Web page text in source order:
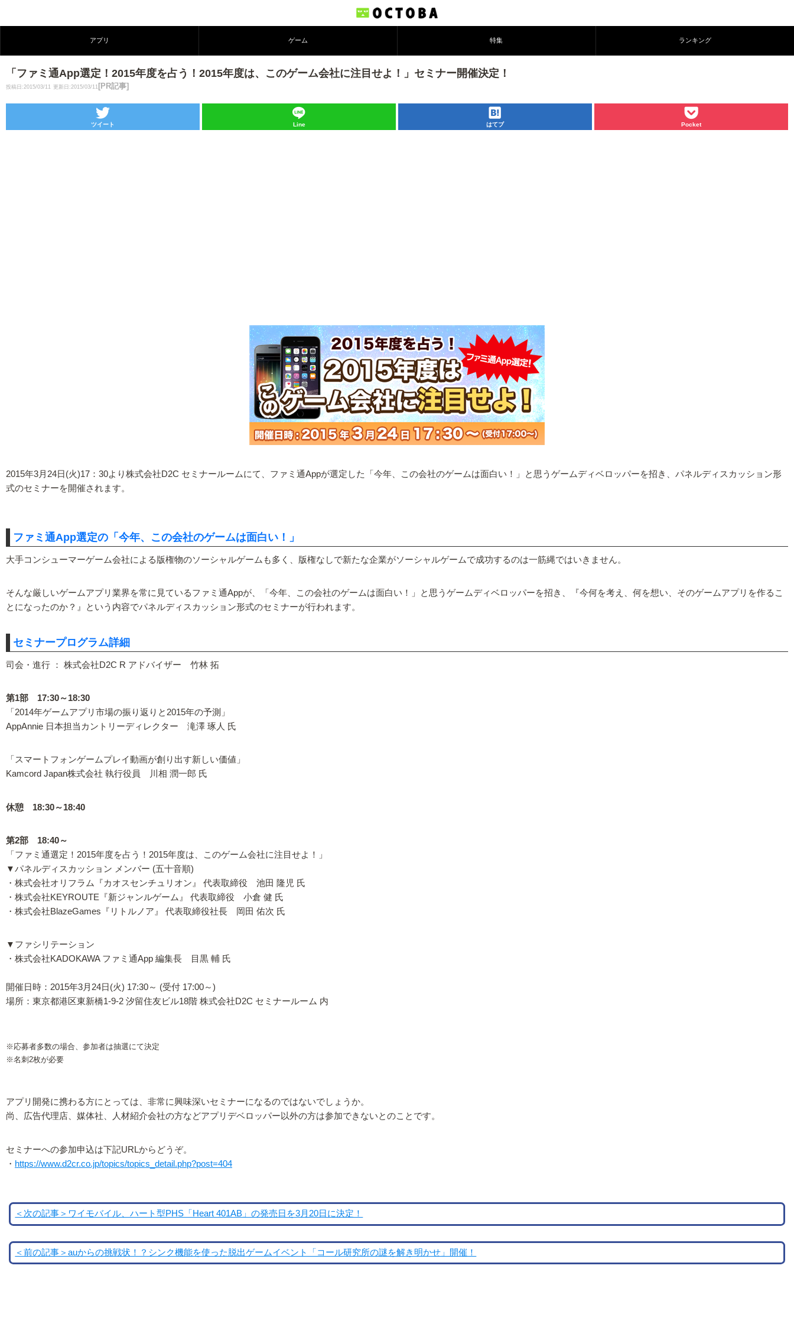
アプリ ゲーム 特集 ランキング
「ファミ通App選定！2015年度を占う！2015年度は、このゲーム会社に注目せよ！」セミナー開催決定！
投稿日:2015/03/11 更新日:2015/03/11 [PR記事]
ツイート Line はてブ Pocket
2015年3月24日(火)17：30より株式会社D2C セミナールームにて、ファミ通Appが選定した「今年、この会社のゲームは面白い！」と思うゲームディベロッパーを招き、パネルディスカッション形
式のセミナーを開催されます。
ファミ通App選定の「今年、この会社のゲームは面白い！」
大手コンシューマーゲーム会社による版権物のソーシャルゲームも多く、版権なしで新たな企業がソーシャルゲームで成功するのは一筋縄ではいきません。
そんな厳しいゲームアプリ業界を常に見ているファミ通Appが、「今年、この会社のゲームは面白い！」と思うゲームディベロッパーを招き、『今何を考え、何を想い、そのゲームアプリを作るこ
とになったのか？』という内容でパネルディスカッション形式のセミナーが行われます。
セミナープログラム詳細
司会・進行 ： 株式会社D2C R アドバイザー 竹林 拓
第1部 17:30～18:30
「2014年ゲームアプリ市場の振り返りと2015年の予測」
AppAnnie 日本担当カントリーディレクター 滝澤 琢人 氏
「スマートフォンゲームプレイ動画が創り出す新しい価値」
Kamcord Japan株式会社 執行役員 川相 潤一郎 氏
休憩 18:30～18:40
第2部 18:40～
「ファミ通選定！2015年度を占う！2015年度は、このゲーム会社に注目せよ！」
▼パネルディスカッション メンバー (五十音順)
・株式会社オリフラム『カオスセンチュリオン』 代表取締役 池田 隆児 氏
・株式会社KEYROUTE『新ジャンルゲーム』 代表取締役 小倉 健 氏
・株式会社BlazeGames『リトルノア』 代表取締役社長 岡田 佑次 氏
▼ファシリテーション
・株式会社KADOKAWA ファミ通App 編集長 目黒 輔 氏
開催日時：2015年3月24日(火) 17:30～ (受付 17:00～)
場所：東京都港区東新橋1-9-2 汐留住友ビル18階 株式会社D2C セミナールーム 内
※応募者多数の場合、参加者は抽選にて決定
※名刺2枚が必要
アプリ開発に携わる方にとっては、非常に興味深いセミナーになるのではないでしょうか。
尚、広告代理店、媒体社、人材紹介会社の方などアプリデベロッパー以外の方は参加できないとのことです。
セミナーへの参加申込は下記URLからどうぞ。
・ https://www.d2cr.co.jp/topics/topics_detail.php?post=404
＜次の記事＞ワイモバイル、ハート型PHS「Heart 401AB」の発売日を3月20日に決定！
＜前の記事＞auからの挑戦状！？シンク機能を使った脱出ゲームイベント「コール研究所の謎を解き明かせ」開催！